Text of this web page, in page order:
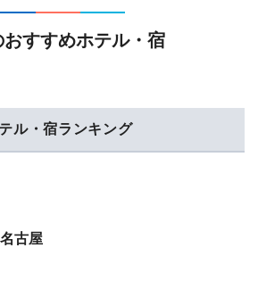
すすめホテル・宿
ル・宿ランキング
古屋